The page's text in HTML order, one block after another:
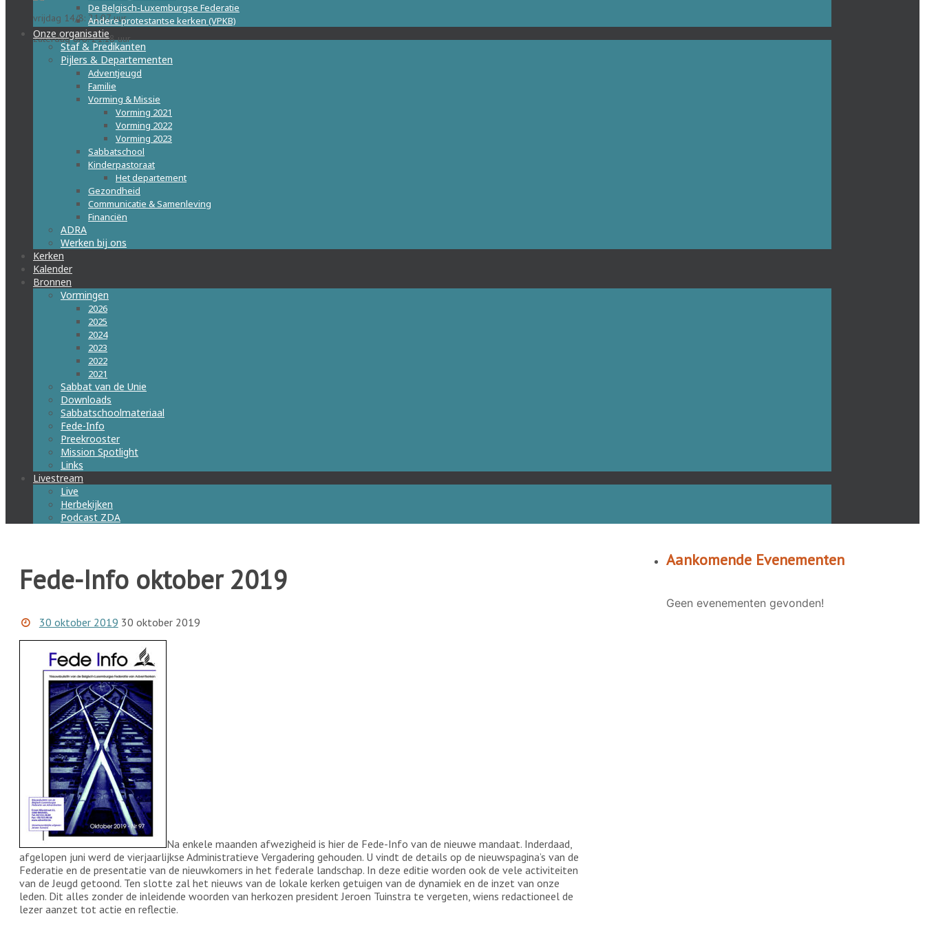
vrijdag 14/8: 21:07 uur
zaterdag 8/8: 21:18 uur
De Belgisch-Luxemburgse Federatie
Andere protestantse kerken (VPKB)
Onze organisatie
Staf & Predikanten
Pijlers & Departementen
Adventjeugd
Familie
Vorming & Missie
Vorming 2021
Vorming 2022
Vorming 2023
Sabbatschool
Kinderpastoraat
Het departement
Gezondheid
Communicatie & Samenleving
Financiën
ADRA
Werken bij ons
Kerken
Kalender
Bronnen
Vormingen
2026
2025
2024
2023
2022
2021
Sabbat van de Unie
Downloads
Sabbatschoolmateriaal
Fede-Info
Preekrooster
Mission Spotlight
Links
Livestream
Live
Herbekijken
Podcast ZDA
Fede-Info oktober 2019
30 oktober 2019 30 oktober 2019
Na enkele maanden afwezigheid is hier de Fede-Info van de nieuwe mandaat. Inderdaad,
afgelopen juni werd de vierjaarlijkse Administratieve Vergadering gehouden. U vindt de details op de nieuwspagina’s van de
Federatie en de presentatie van de nieuwkomers in het federale landschap. In deze editie worden ook de vele activiteiten
van de Jeugd getoond. Ten slotte zal het nieuws van de lokale kerken getuigen van de dynamiek en de inzet van onze
leden. Dit alles zonder de inleidende woorden van herkozen president Jeroen Tuinstra te vergeten, wiens redactioneel de
lezer aanzet tot actie en reflectie.
Aankomende Evenementen
Geen evenementen gevonden!